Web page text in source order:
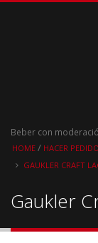
Beber con
HOME / HACER PEDIDO
GAUKLER CRAFT
Gaukler